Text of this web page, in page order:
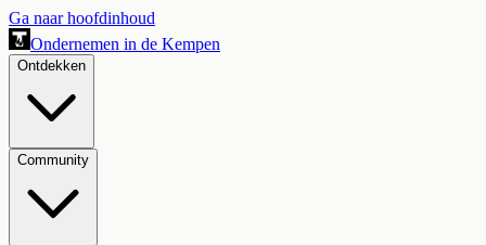
Ga naar hoofdinhoud
Ondernemen in de Kempen
Ontdekken
Community